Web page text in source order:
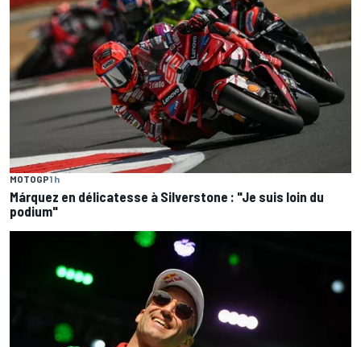
MOTOGP1 h
Márquez en délicatesse à Silverstone : "Je suis loin du
podium"